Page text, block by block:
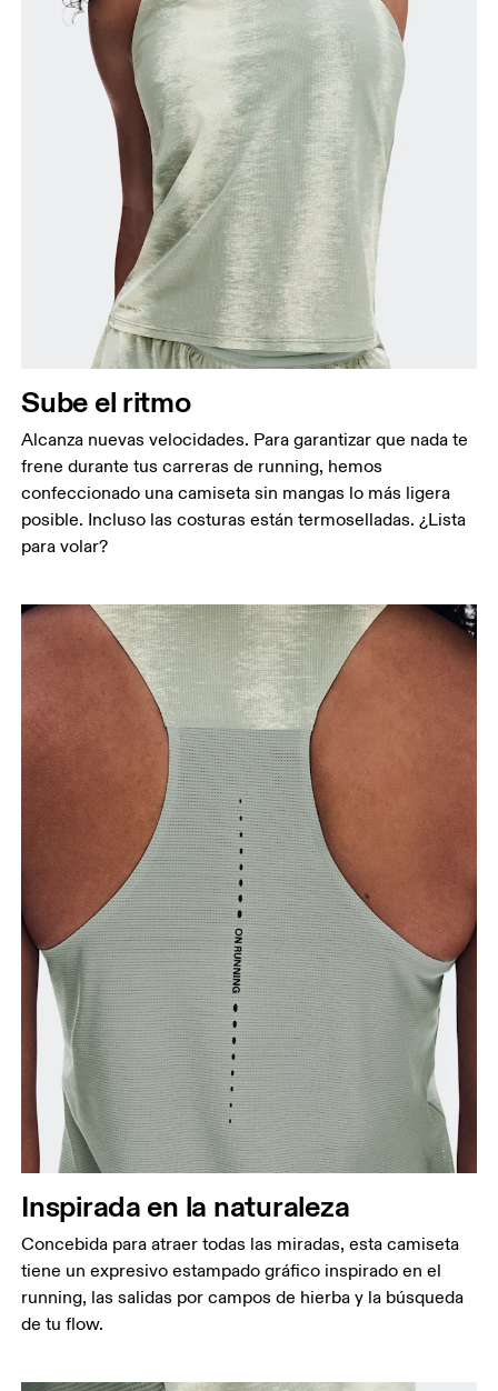
Sube el ritmo
Alcanza nuevas velocidades. Para garantizar que nada te
frene durante tus carreras de running, hemos
confeccionado una camiseta sin mangas lo más ligera
posible. Incluso las costuras están termoselladas. ¿Lista
para volar?
Inspirada en la naturaleza
Concebida para atraer todas las miradas, esta camiseta
tiene un expresivo estampado gráfico inspirado en el
running, las salidas por campos de hierba y la búsqueda
de tu flow.